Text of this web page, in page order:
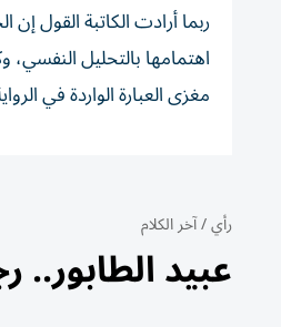
ربما أرادت الكاتبة القول
اهتمامها بالتحليل النفسي،
مغزى العبارة الواردة في
رأي/آخر الكلام
عبيد الطابور..